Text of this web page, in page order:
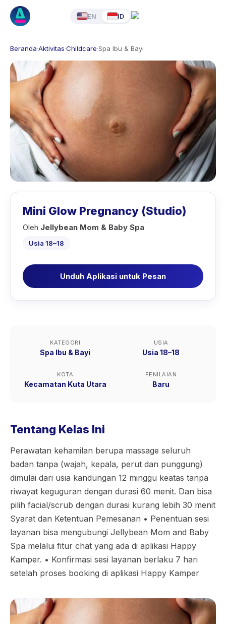
EN ID
Beranda·Aktivitas·Childcare·Spa Ibu & Bayi
Mini Glow Pregnancy (Studio)
Oleh Jellybean Mom & Baby Spa
Usia 18–18
Unduh Aplikasi untuk Pesan
KATEGORI
Spa Ibu & Bayi
USIA
Usia 18–18
KOTA
Kecamatan Kuta Utara
PENILAIAN
Baru
Tentang Kelas Ini
Perawatan kehamilan berupa massage seluruh
badan tanpa (wajah, kepala, perut dan punggung)
dimulai dari usia kandungan 12 minggu keatas tanpa
riwayat keguguran dengan durasi 60 menit. Dan bisa
pilih facial/scrub dengan durasi kurang lebih 30 menit
Syarat dan Ketentuan Pemesanan •⁠ ⁠Penentuan sesi
layanan bisa mengubungi Jellybean Mom and Baby
Spa melalui fitur chat yang ada di aplikasi Happy
Kamper. •⁠ ⁠Konfirmasi sesi layanan berlaku 7 hari
setelah proses booking di aplikasi Happy Kamper